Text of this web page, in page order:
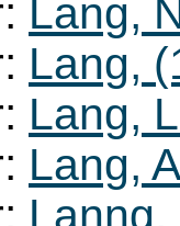
Lang,
Lang,
Lang,
Lang,